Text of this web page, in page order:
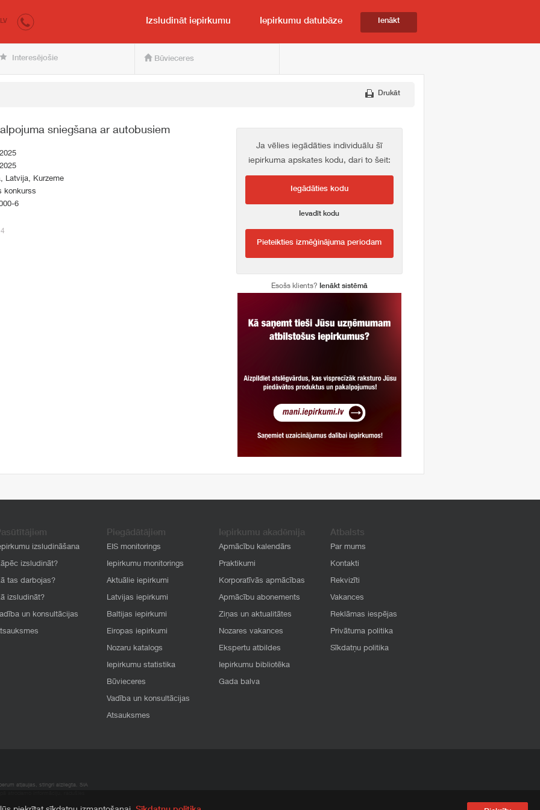
pircējam un pārdevējam
LV Izsludināt iepirkumu Iepirkumu datubāze Ienākt
Interesējošie Būvieceres
Drukāt
sniegšana ar autobusiem
Latvija, Kurzeme
konkurss
6
Ja vēlies iegādāties individuālu šī
iepirkuma apskates kodu, dari to šeit:
Iegādāties kodu
Ievadīt kodu
Pieteikties izmēģinājuma periodam
Esošs klients? Ienākt sistēmā
izsludināšana
izsludināt?
tas darbojas?
izsludināt?
un konsultācijas
Piegādātājiem
EIS monitorings
Iepirkumu monitorings
Aktuālie iepirkumi
Latvijas iepirkumi
Baltijas iepirkumi
Eiropas iepirkumi
Nozaru katalogs
Iepirkumu statistika
Būvieceres
Vadība un konsultācijas
Atsauksmes
Iepirkumu akadēmija
Apmācību kalendārs
Praktikumi
Korporatīvās apmācības
Apmācību abonements
Ziņas un aktualitātes
Nozares vakances
Ekspertu atbildes
Iepirkumu bibliotēka
Gada balva
Atbalsts
Par mums
Kontakti
Rekvizīti
Vakances
Reklāmas iespējas
Privātuma politika
Sīkdatņu politika
atļaujas, stingri aizliegta. SIA